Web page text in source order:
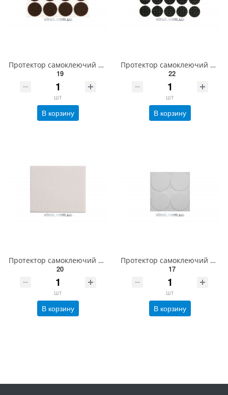
Протектор самоклеючий повстяний VOREL, Ø=28мм/12шт. (коричневі) [60/720] 74853
19
шт
В корзину
Протектор самоклеючий антиковзкий VOREL Ø= 20 мм, упак. 20 шт. (чорні) [60/720] 74818
22
шт
В корзину
Протектор самоклеючий повстяний VOREL 100х120мм. (білий) [60/720] 74849
20
шт
В корзину
Протектор самоклеючий антиковзкий VOREL, 40мм, набір 4шт. (білі) [60/720] 74835
17
шт
В корзину